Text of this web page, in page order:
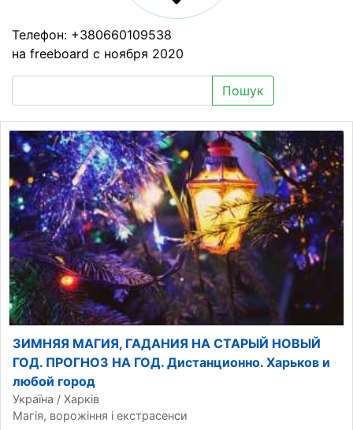
Телефон: +380660109538
на freeboard c ноября 2020
Пошук
ЗИМНЯЯ МАГИЯ, ГАДАНИЯ НА СТАРЫЙ НОВЫЙ
ГОД. ПРОГНОЗ НА ГОД. Дистанционно. Харьков и
любой город
Україна / Харків
Магія, ворожіння і екстрасенси